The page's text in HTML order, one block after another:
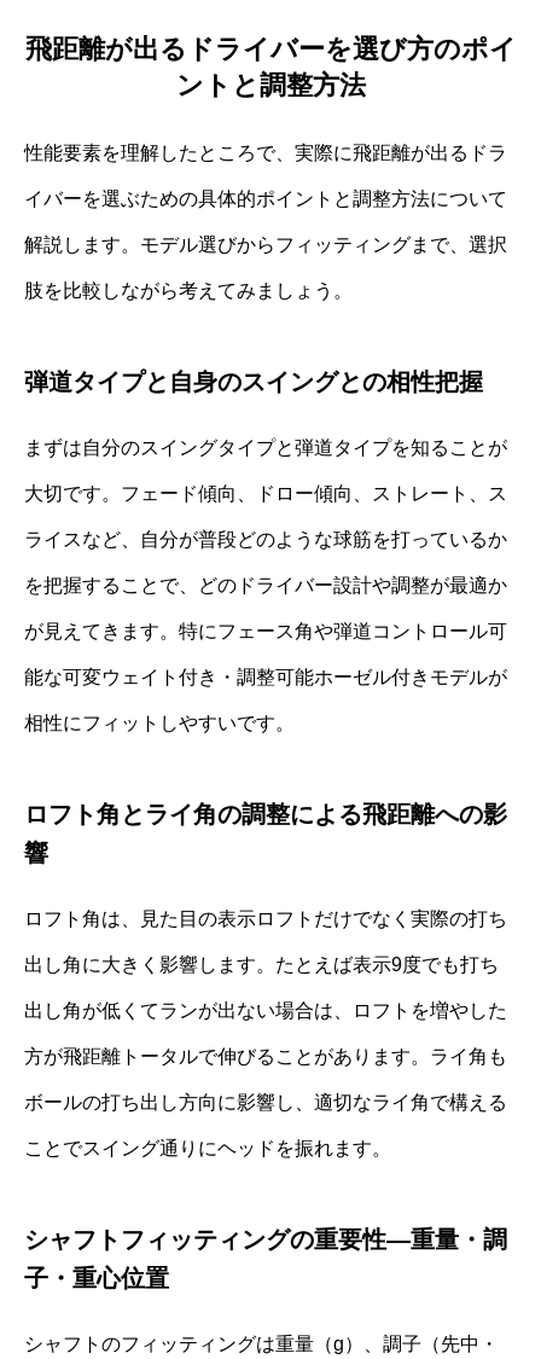
飛距離が出るドライバーを選び方のポイ
ントと調整方法
性能要素を理解したところで、実際に飛距離が出るドラ
イバーを選ぶための具体的ポイントと調整方法について
解説します。モデル選びからフィッティングまで、選択
肢を比較しながら考えてみましょう。
弾道タイプと自身のスイングとの相性把握
まずは自分のスイングタイプと弾道タイプを知ることが
大切です。フェード傾向、ドロー傾向、ストレート、ス
ライスなど、自分が普段どのような球筋を打っているか
を把握することで、どのドライバー設計や調整が最適か
が見えてきます。特にフェース角や弾道コントロール可
能な可変ウェイト付き・調整可能ホーゼル付きモデルが
相性にフィットしやすいです。
ロフト角とライ角の調整による飛距離への影
響
ロフト角は、見た目の表示ロフトだけでなく実際の打ち
出し角に大きく影響します。たとえば表示9度でも打ち
出し角が低くてランが出ない場合は、ロフトを増やした
方が飛距離トータルで伸びることがあります。ライ角も
ボールの打ち出し方向に影響し、適切なライ角で構える
ことでスイング通りにヘッドを振れます。
シャフトフィッティングの重要性—重量・調
子・重心位置
シャフトのフィッティングは重量（g）、調子（先中・